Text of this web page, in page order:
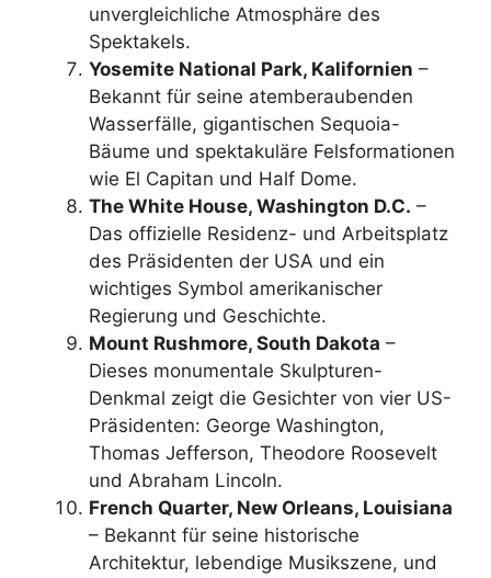
unvergleichliche Atmosphäre des
Spektakels.
Yosemite National Park, Kalifornien –
Bekannt für seine atemberaubenden
Wasserfälle, gigantischen Sequoia-
Bäume und spektakuläre Felsformationen
wie El Capitan und Half Dome.
The White House, Washington D.C. –
Das offizielle Residenz- und Arbeitsplatz
des Präsidenten der USA und ein
wichtiges Symbol amerikanischer
Regierung und Geschichte.
Mount Rushmore, South Dakota –
Dieses monumentale Skulpturen-
Denkmal zeigt die Gesichter von vier US-
Präsidenten: George Washington,
Thomas Jefferson, Theodore Roosevelt
und Abraham Lincoln.
French Quarter, New Orleans, Louisiana
– Bekannt für seine historische
Architektur, lebendige Musikszene, und